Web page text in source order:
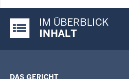
Justiz-Portal im Überblick:
IM ÜBERBLICK
INHALT
DAS GERICHT